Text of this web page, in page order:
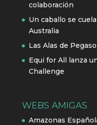
colaboración
Un caballo se
Australia
Las Alas de
Equi for All lanza
Challenge
WEBS AMIGAS
Amazonas